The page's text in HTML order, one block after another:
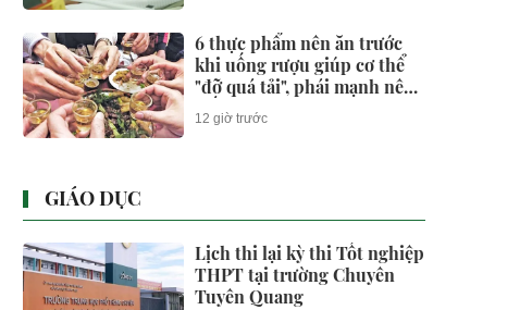
6 thực phẩm nên ăn trước
khi uống rượu giúp cơ thể
"đỡ quá tải", phái mạnh nên
biết
12 giờ trước
GIÁO DỤC
Lịch thi lại kỳ thi Tốt nghiệp
THPT tại trường Chuyên
Tuyên Quang